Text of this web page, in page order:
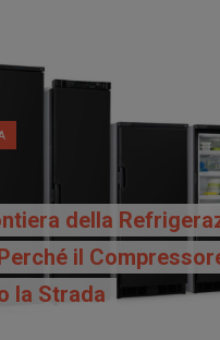
della
il
la Strada